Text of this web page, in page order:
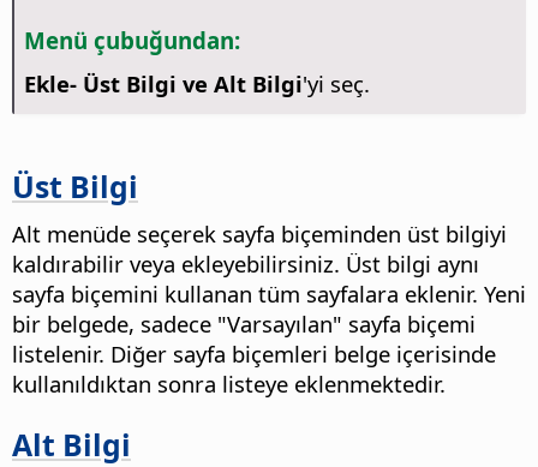
Menü çubuğundan:
Ekle- Üst Bilgi ve Alt Bilgi'yi seç.
Üst Bilgi
Alt menüde seçerek sayfa biçeminden üst bilgiyi
kaldırabilir veya ekleyebilirsiniz. Üst bilgi aynı
sayfa biçemini kullanan tüm sayfalara eklenir. Yeni
bir belgede, sadece "Varsayılan" sayfa biçemi
listelenir. Diğer sayfa biçemleri belge içerisinde
kullanıldıktan sonra listeye eklenmektedir.
Alt Bilgi